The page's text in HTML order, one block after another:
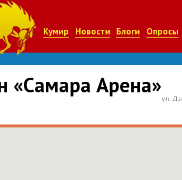
Кумир Новости Блоги Опросы
«Самара Арена»
ул.